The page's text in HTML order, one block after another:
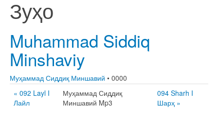
Зуҳо
Muhammad Siddiq
Minshaviy
Муҳаммад Сиддиқ Миншавий • 0000
« 092 Layl I
Лайл
Муҳаммад Сиддиқ
Миншавий Mp3
094 Sharh I
Шарҳ »